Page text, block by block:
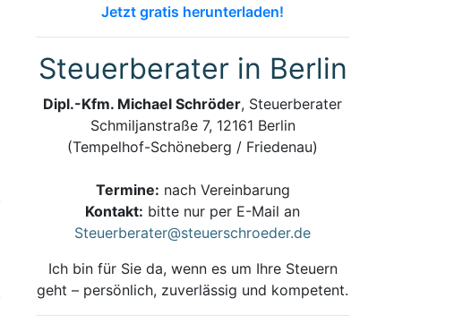
Jetzt gratis herunterladen!
Steuerberater in Berlin
Dipl.-Kfm. Michael Schröder, Steuerberater
Schmiljanstraße 7, 12161 Berlin
(Tempelhof-Schöneberg / Friedenau)
Termine: nach Vereinbarung
Kontakt: bitte nur per E-Mail an
Steuerberater@steuerschroeder.de
Ich bin für Sie da, wenn es um Ihre Steuern
geht – persönlich, zuverlässig und kompetent.